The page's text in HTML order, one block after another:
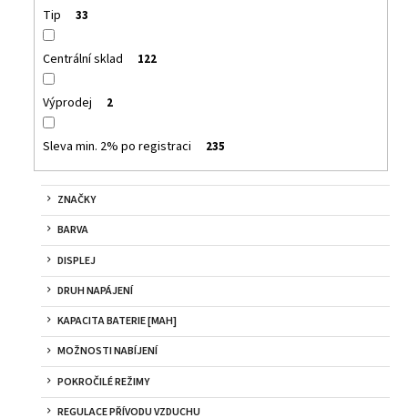
Tip 33
Centrální sklad 122
Výprodej 2
Sleva min. 2% po registraci 235
ZNAČKY
BARVA
DISPLEJ
DRUH NAPÁJENÍ
KAPACITA BATERIE [MAH]
MOŽNOSTI NABÍJENÍ
POKROČILÉ REŽIMY
REGULACE PŘÍVODU VZDUCHU
DEKANG
DESERT
10ML
11MG
159
Původně: